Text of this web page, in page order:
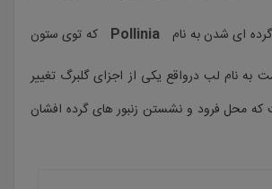
ای شدن به نام
Pollinia
که توی ستون
به نام لب درواقع یکی از اجزای گلبرگ تغییر
محل فرود و نشستن زنبور های گرده افشان